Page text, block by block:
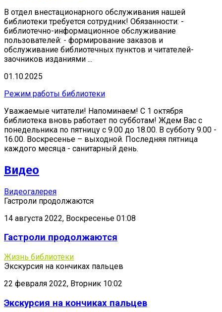
В отдел внестационарного обслуживания нашей
библиотеки требуется сотрудник! Обязанности: -
библиотечно-информационное обслуживание
пользователей: - формирование заказов и
обслуживание библиотечных пунктов и читателей-
заочников изданиями ...
01.10.2025
Режим работы библиотеки
Уважаемые читатели! Напоминаем! С 1 октября
библиотека вновь работает по субботам! Ждем Вас с
понедельника по пятницу с 9.00 до 18.00. В субботу 9.00 -
16.00. Воскресенье – выходной. Последняя пятница
каждого месяца - санитарный день.
Видео
Видеогалерея
Гастроли продолжаются
14 августа 2022, Воскресенье 01:08
Гастроли продолжаются
Жизнь библиотеки
Экскурсия на кончиках пальцев
22 февраля 2022, Вторник 10:02
Экскурсия на кончиках пальцев